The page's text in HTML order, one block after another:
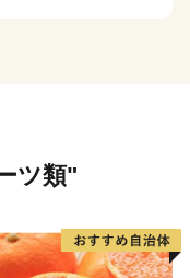
成のため「かえる
「かえる」をテー
建設しました。多
ツ類"